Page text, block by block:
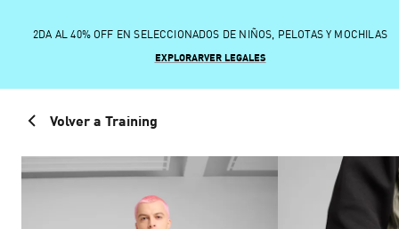
2DA AL 40% OFF EN SELECCIONADOS DE NIÑOS, PELOTAS Y MOCHILAS
EXPLORARVER LEGALES
Volver a Training